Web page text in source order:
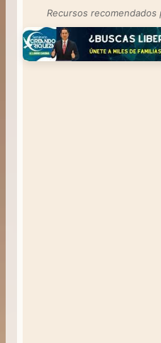
Recursos recomendados